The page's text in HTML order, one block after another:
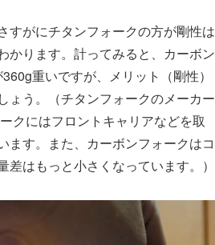
すがにチタンフォークの方が剛性は
かります。計ってみると、カーボン
重いですが、メリット（剛性）
ょう。（チタンフォークのメーカー
クにはフロントキャリアなどを取
ます。また、カーボンフォークはコ
はもっと小さくなっています。）